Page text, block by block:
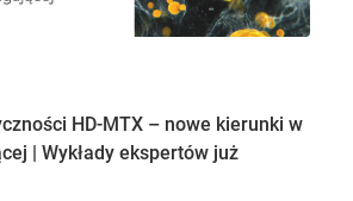
HD-MTX – nowe kierunki w
| Wykłady ekspertów już